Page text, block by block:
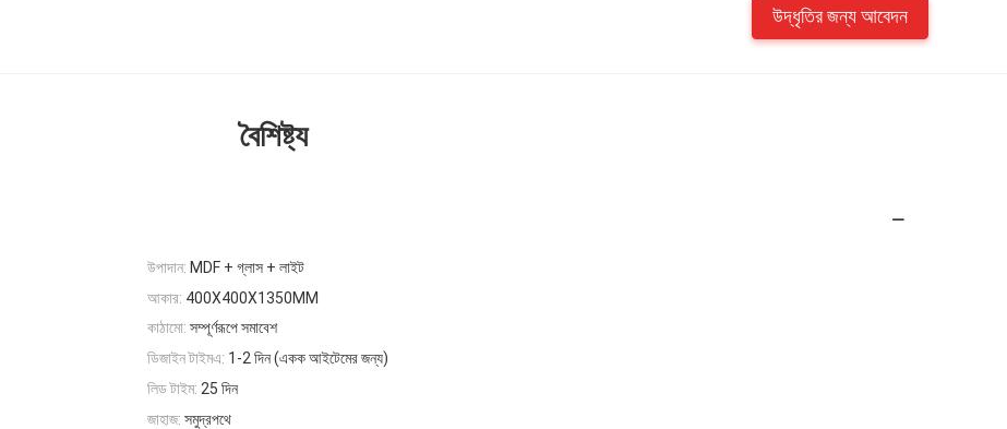
উদ্ধৃতির জন্য আবেদন
বৈশিষ্ট্য
উপাদান: MDF + গ্লাস + লাইট
আকার: 400X400X1350MM
কাঠামো: সম্পূর্ণরূপে সমাবেশ
ডিজাইন টাইমএ: 1-2 দিন (একক আইটেমের জন্য)
লিড টাইম: 25 দিন
জাহাজ: সমুদ্রপথে